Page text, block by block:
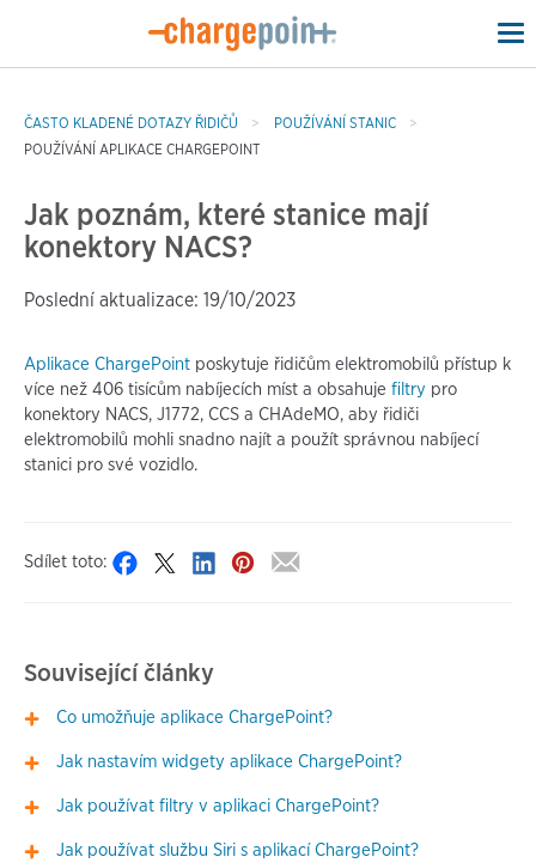
ČASTO KLADENÉ DOTAZY ŘIDIČŮ
POUŽÍVÁNÍ STANIC
POUŽÍVÁNÍ APLIKACE CHARGEPOINT
Jak poznám, které stanice mají
konektory NACS?
Poslední aktualizace: 19/10/2023
Aplikace ChargePoint poskytuje řidičům elektromobilů přístup k
více než 406 tisícům nabíjecích míst a obsahuje filtry pro
konektory NACS, J1772, CCS a CHAdeMO, aby řidiči
elektromobilů mohli snadno najít a použít správnou nabíjecí
stanici pro své vozidlo.
Sdílet toto:
Související články
Co umožňuje aplikace ChargePoint?
Jak nastavím widgety aplikace ChargePoint?
Jak používat filtry v aplikaci ChargePoint?
Jak používat službu Siri s aplikací ChargePoint?